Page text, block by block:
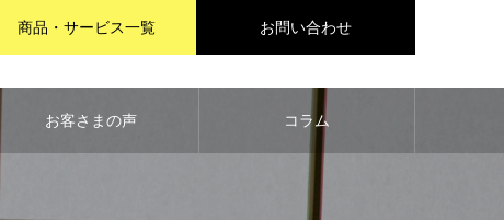
商品・サービス一覧 お問い合わせ
お客さまの声 コラム